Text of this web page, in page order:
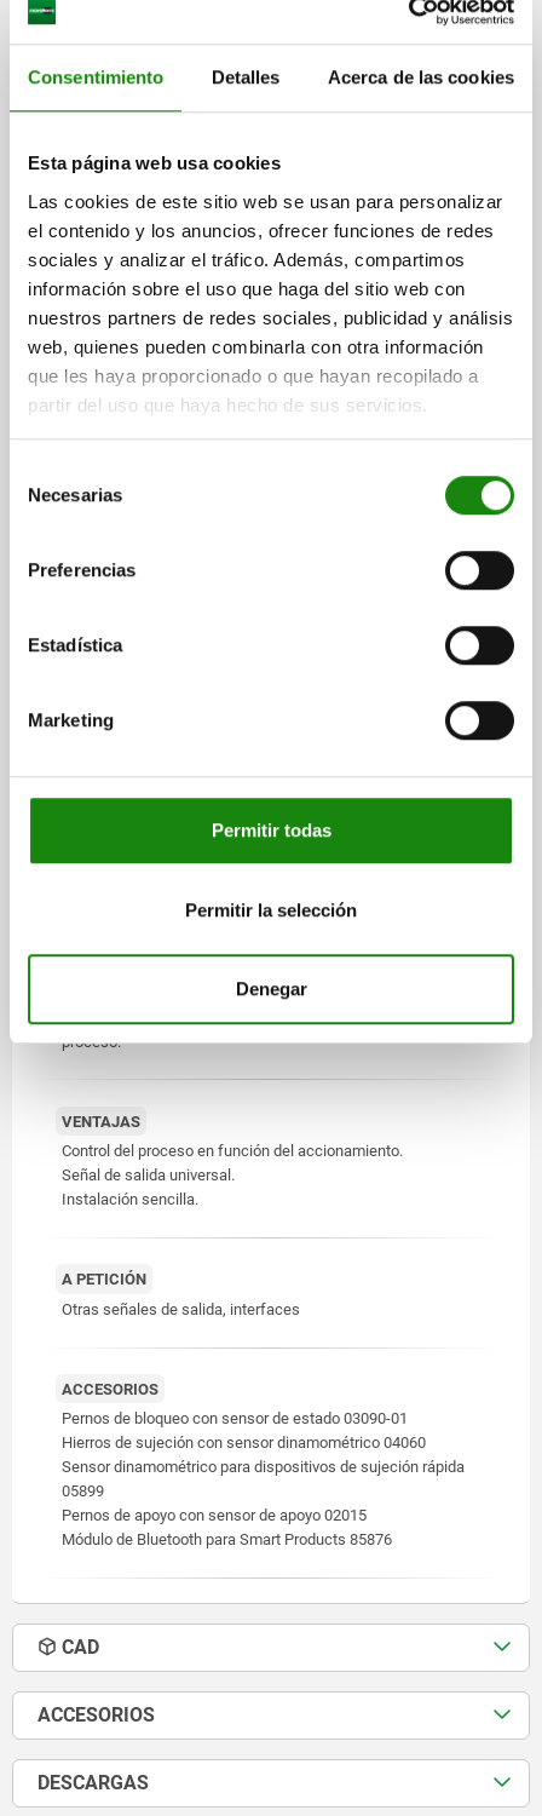
Consentimiento Detalles Acerca de las cookies
Esta página web usa cookies
Las cookies de este sitio web se usan para personalizar
el contenido y los anuncios, ofrecer funciones de redes
sociales y analizar el tráfico. Además, compartimos
información sobre el uso que haga del sitio web con
nuestros partners de redes sociales, publicidad y análisis
web, quienes pueden combinarla con otra información
que les haya proporcionado o que hayan recopilado a
partir del uso que haya hecho de sus servicios.
Necesarias
Preferencias
Estadística
Marketing
Permitir todas
Permitir la selección
Denegar
Bluetooth. Para la visualización adicional se puede conectar
El panel de control integrado con pulsadores y luces LED
inalámbrica, el estado de accionamiento y la carga de la
batería.
MATERIAL
Carcasa de policarbonato.
VERSIÓN
Parte superior de la carcasa de gris claro
INDICACIÓN
con sensor de estado o el módulo de bluetooth para Smart
Products y la convierte en una señal de salida estandarizada.
procesar simultáneamente el estado de accionamiento de
hasta 6 pernos de bloqueo o módulos de bluetooth. El número
DATOS TÉCNICOS
El Gateway sirve para la conexión de los pernos de bloqueo
pueden mostrar los estados de accionamiento de los pernos
proceso.
VENTAJAS
Control del proceso en función del accionamiento.
Señal de salida universal.
Instalación sencilla.
A PETICIÓN
Otras señales de salida, interfaces
ACCESORIOS
Pernos de bloqueo con sensor de estado 03090-01
Hierros de sujeción con sensor dinamométrico 04060
Sensor dinamométrico para dispositivos de sujeción rápida
05899
Pernos de apoyo con sensor de apoyo 02015
Módulo de Bluetooth para Smart Products 85876
CAD
ACCESORIOS
DESCARGAS